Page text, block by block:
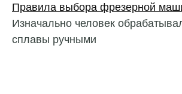
Правила выбора фрезерной
Изначально человек
сплавы ручными